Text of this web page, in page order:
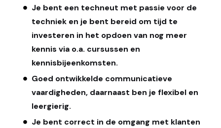
Je bent een techneut met passie voor de
techniek en je bent bereid om tijd te
investeren in het opdoen van nog meer
kennis via o.a. cursussen en
kennisbijeenkomsten.
Goed ontwikkelde communicatieve
vaardigheden, daarnaast ben je flexibel en
leergierig.
Je bent correct in de omgang met klanten